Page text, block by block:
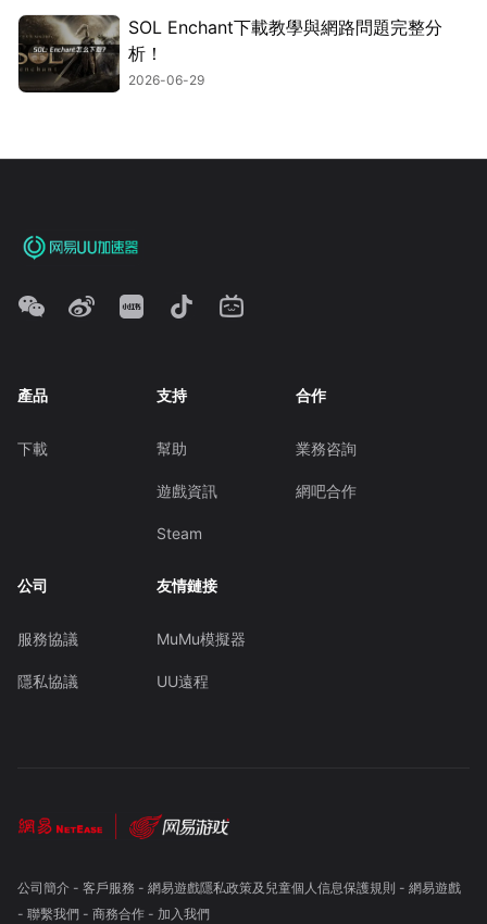
SOL Enchant下載教學與網路問題完整分
析！
2026-06-29
產品
下載
支持
幫助
遊戲資訊
Steam
合作
業務咨詢
網吧合作
公司
服務協議
隱私協議
友情鏈接
MuMu模擬器
UU遠程
公司簡介- 客戶服務 - 網易遊戲隱私政策及兒童個人信息保護規則 - 網易遊戲
- 聯繫我們- 商務合作- 加入我們